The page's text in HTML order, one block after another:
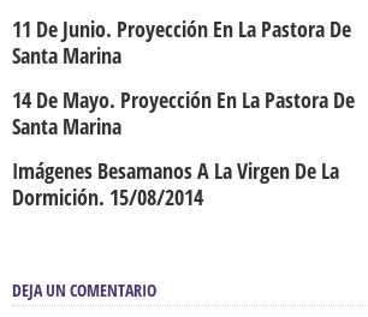
11 De Junio. Proyección En La Pastora De
Santa Marina
14 De Mayo. Proyección En La Pastora De
Santa Marina
Imágenes Besamanos A La Virgen De La
Dormición. 15/08/2014
DEJA UN COMENTARIO